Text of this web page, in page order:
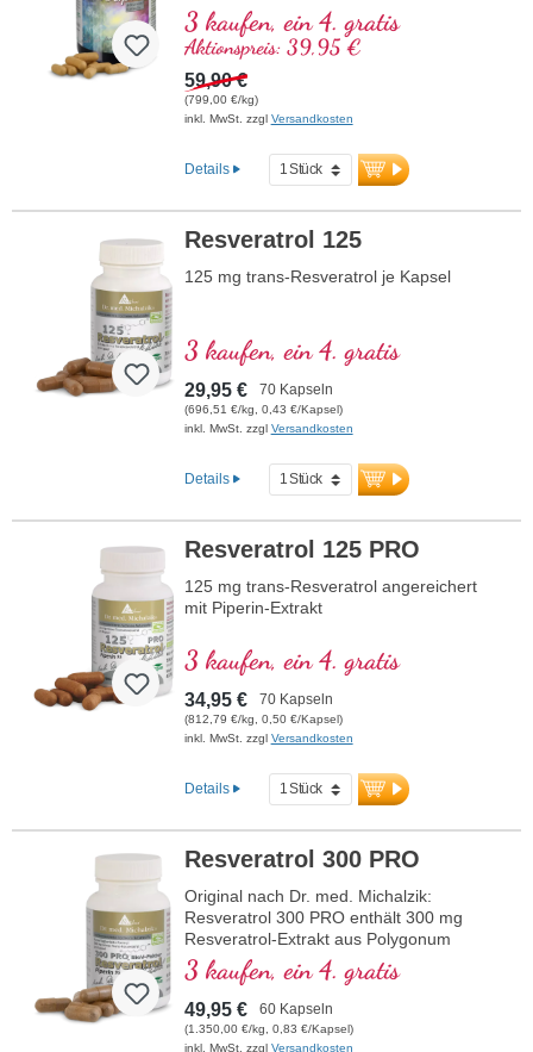
Arginin
Lycopin
Curcuma
Curcumin
Ascorbinsäure
Resveratrol
B(Vitamin B12)
3 kaufen, ein 4. gratis
Aktionspreis: 39,95 €
59,90 €
(799,00 €/kg)
inkl. MwSt. zzgl Versandkosten
Details
Resveratrol 125
125 mg trans-Resveratrol je Kapsel
3 kaufen, ein 4. gratis
29,95 € 70 Kapseln
(696,51 €/kg, 0,43 €/Kapsel)
inkl. MwSt. zzgl Versandkosten
Details
Resveratrol 125 PRO
125 mg trans-Resveratrol angereichert
mit Piperin-Extrakt
3 kaufen, ein 4. gratis
34,95 € 70 Kapseln
(812,79 €/kg, 0,50 €/Kapsel)
inkl. MwSt. zzgl Versandkosten
Details
Resveratrol 300 PRO
Original nach Dr. med. Michalzik:
Resveratrol 300 PRO enthält 300 mg
Resveratrol-Extrakt aus Polygonum
cuspidatum und 5 mg Piperin pro
Tagesdosis (1 Kapsel). Dieser
hochwertige Extrakt ist frei von
Zusatzstoffen und wird in Deutschland
hergestellt. Die Versiegelung ist
3 kaufen, ein 4. gratis
49,95 € 60 Kapseln
(1.350,00 €/kg, 0,83 €/Kapsel)
inkl. MwSt. zzgl Versandkosten